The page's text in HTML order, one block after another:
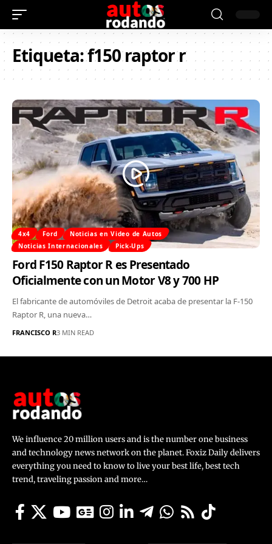
Etiqueta:f150 raptor r
4x4 Ford
Noticias en Video de Autos
Noticias Internacionales
Pick-Ups
Ford F150 Raptor R es Presentado
Oficialmente con un Motor V8 y 700 HP
El fabricante de automóviles de Detroit acaba de presentar la F-150
Raptor R, una nueva…
FRANCISCO R3 MIN READ
We influence 20 million users and is the number one business
and technology news network on the planet. Foxiz Daily delivers
everything you need to know to live your best life, best tech
trend, traveling passion and more…